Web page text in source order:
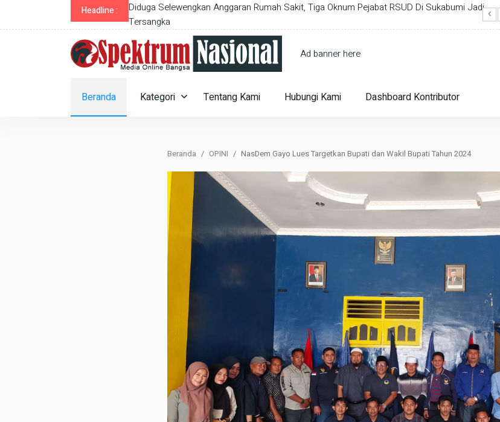
Headline :
RSUD Di Sukabumi Jadi Catatan Luka Tragedi Kanjuruhan Malang Oleh Wartawan Maksimus Lewogete.
Ad banner here
Beranda Kategori Tentang Kami Hubungi Kami Dashboard Kontributor
Beranda OPINI NasDem Gayo Lues Targetkan Bupati dan Wakil Bupati Tahun 2024